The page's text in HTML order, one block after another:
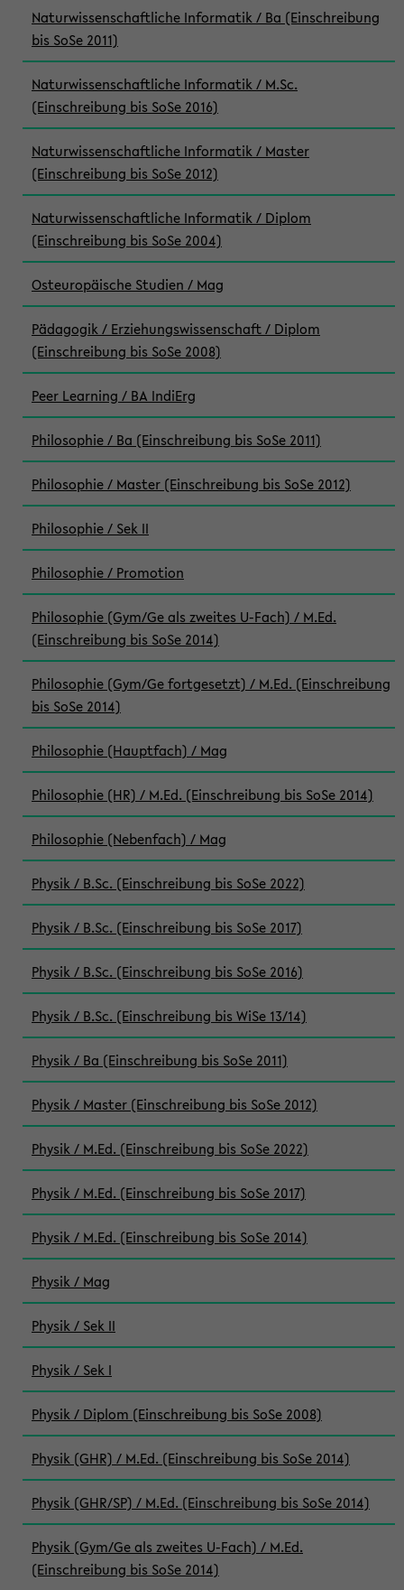
Naturwissenschaftliche Informatik / Ba (Einschreibung
bis SoSe 2011)
Naturwissenschaftliche Informatik / M.Sc.
(Einschreibung bis SoSe 2016)
Naturwissenschaftliche Informatik / Master
(Einschreibung bis SoSe 2012)
Naturwissenschaftliche Informatik / Diplom
(Einschreibung bis SoSe 2004)
Osteuropäische Studien / Mag
Pädagogik / Erziehungswissenschaft / Diplom
(Einschreibung bis SoSe 2008)
Peer Learning / BA IndiErg
Philosophie / Ba (Einschreibung bis SoSe 2011)
Philosophie / Master (Einschreibung bis SoSe 2012)
Philosophie / Sek II
Philosophie / Promotion
Philosophie (Gym/Ge als zweites U-Fach) / M.Ed.
(Einschreibung bis SoSe 2014)
Philosophie (Gym/Ge fortgesetzt) / M.Ed. (Einschreibung
bis SoSe 2014)
Philosophie (Hauptfach) / Mag
Philosophie (HR) / M.Ed. (Einschreibung bis SoSe 2014)
Philosophie (Nebenfach) / Mag
Physik / B.Sc. (Einschreibung bis SoSe 2022)
Physik / B.Sc. (Einschreibung bis SoSe 2017)
Physik / B.Sc. (Einschreibung bis SoSe 2016)
Physik / B.Sc. (Einschreibung bis WiSe 13/14)
Physik / Ba (Einschreibung bis SoSe 2011)
Physik / Master (Einschreibung bis SoSe 2012)
Physik / M.Ed. (Einschreibung bis SoSe 2022)
Physik / M.Ed. (Einschreibung bis SoSe 2017)
Physik / M.Ed. (Einschreibung bis SoSe 2014)
Physik / Mag
Physik / Sek II
Physik / Sek I
Physik / Diplom (Einschreibung bis SoSe 2008)
Physik (GHR) / M.Ed. (Einschreibung bis SoSe 2014)
Physik (GHR/SP) / M.Ed. (Einschreibung bis SoSe 2014)
Physik (Gym/Ge als zweites U-Fach) / M.Ed.
(Einschreibung bis SoSe 2014)